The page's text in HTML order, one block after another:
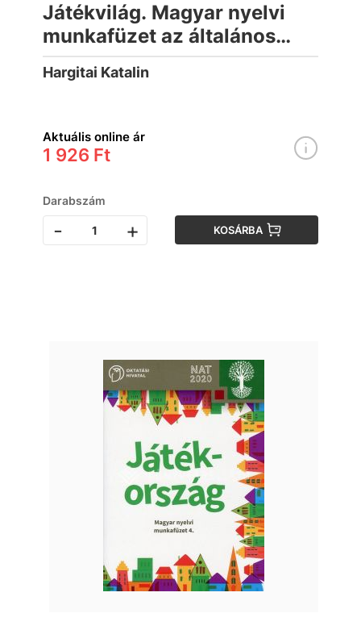
Játékvilág. Magyar nyelvi
munkafüzet az általános
iskola 4. osztálya számára
Hargitai Katalin
Aktuális online ár
1 926 Ft
Darabszám
- + KOSÁRBA